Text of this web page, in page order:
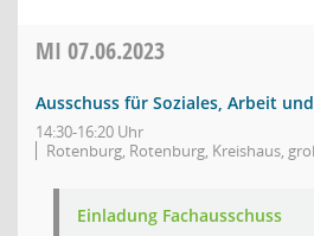
MI 07.06.2023
Ausschuss für Soziales, Arbeit
14:30-16:20 Uhr
Rotenburg, Rotenburg, Kreishaus,
Einladung Fachausschuss